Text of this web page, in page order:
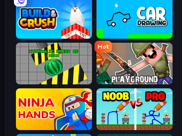
Build and Crush Car Drawing Game
Hydraulic Press 2D ASMR
Hot
Playground
Ninja Hands DOP Noob: Draw to Save